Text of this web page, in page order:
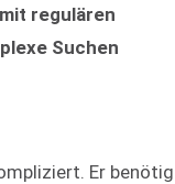
regulären
Suchen
Er